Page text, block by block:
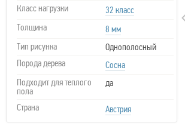
Класс нагрузки
32 класс
Толщина
8 мм
Тип рисунка
Однополосный
Порода дерева
Сосна
Подходит для теплого
пола
да
Страна Австрия